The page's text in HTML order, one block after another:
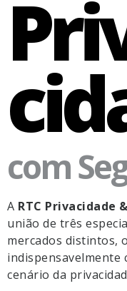
com
A RTC Privacidade
união de três
mercados distintos,
indispensavelmente
cenário da